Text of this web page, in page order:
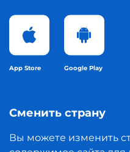
App Store Google Play
Сменить страну
Вы можете изменить